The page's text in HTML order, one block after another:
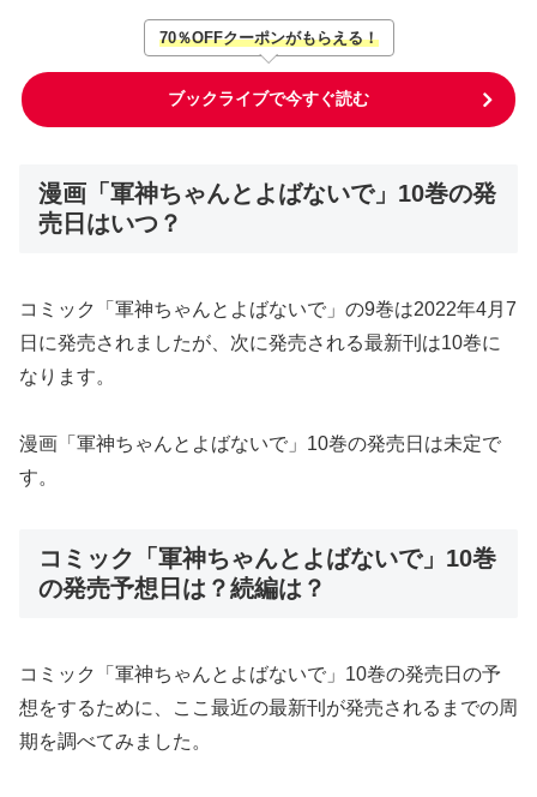
70％OFFクーポンがもらえる！
ブックライブで今すぐ読む
漫画「軍神ちゃんとよばないで」10巻の発
売日はいつ？
コミック「軍神ちゃんとよばないで」の9巻は2022年4月7
日に発売されましたが、次に発売される最新刊は10巻に
なります。
漫画「軍神ちゃんとよばないで」10巻の発売日は未定で
す。
コミック「軍神ちゃんとよばないで」10巻
の発売予想日は？続編は？
コミック「軍神ちゃんとよばないで」10巻の発売日の予
想をするために、ここ最近の最新刊が発売されるまでの周
期を調べてみました。